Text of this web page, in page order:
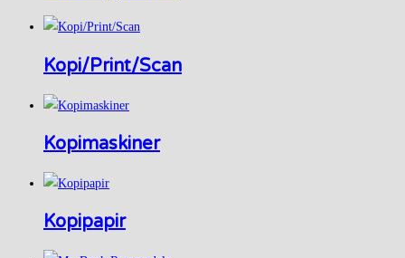
Kopi/Print/Scan
Kopimaskiner
Kopipapir